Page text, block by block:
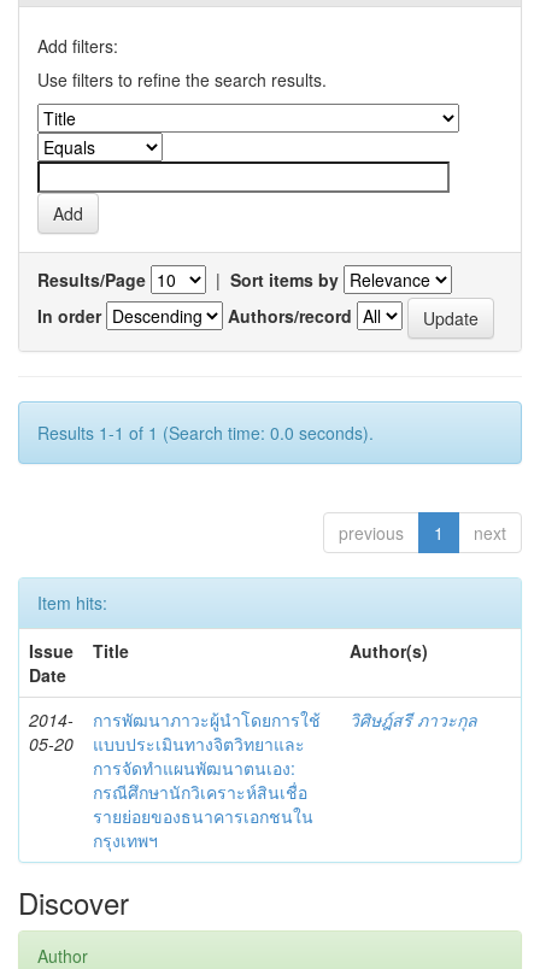
Add filters:
Use filters to refine the search results.
Results/Page | Sort items by
In order
Authors/record
Results 1-1 of 1 (Search time: 0.0 seconds).
previous 1 next
Item hits:
Issue
Date
Title Author(s)
2014-
05-20
การพัฒนาภาวะผู้นำโดยการใช้
แบบประเมินทางจิตวิทยาและ
การจัดทำแผนพัฒนาตนเอง:
กรณีศึกษานักวิเคราะห์สินเชื่อ
รายย่อยของธนาคารเอกชนใน
กรุงเทพฯ
วิศิษฎ์สรี ภาวะกุล
Discover
Author